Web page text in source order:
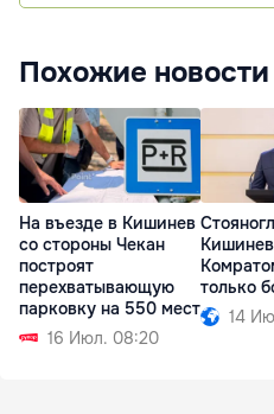
Похожие новости
На въезде в Кишинев
со стороны Чекан
построят
перехватывающую
парковку на 550 мест
16 Июл. 08:20
только
14